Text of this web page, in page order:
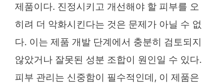
제품이다. 진정시키고 개선해야 할 피부를 오
히려 더 악화시킨다는 것은 문제가 아닐 수 없
다. 이는 제품 개발 단계에서 충분히 검토되지
않았거나 잘못된 성분 조합이 원인일 수 있다.
피부 관리는 신중함이 필수적인데, 이 제품은